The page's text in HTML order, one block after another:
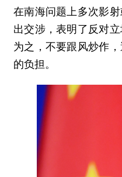
在南海问题上多次影
出交涉，表明了反对
为之，不要跟风炒作
的负担。